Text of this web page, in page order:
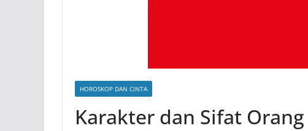
HOROSKOP DAN CINTA
Karakter dan Sifat